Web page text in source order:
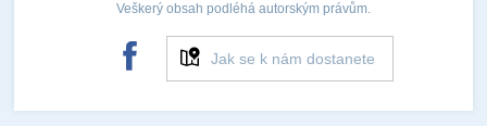
Veškerý obsah podléhá autorským právům.
Jak se k nám dostanete